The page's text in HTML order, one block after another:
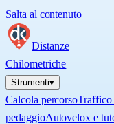
Salta al contenuto
Distanze
Chilometriche
Strumenti▾
Calcola percorsoTraffico
pedaggioAutovelox e